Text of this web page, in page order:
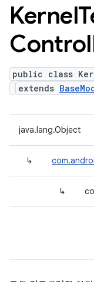
Kernel
public class
extends
java.lang.Object
↳
↳